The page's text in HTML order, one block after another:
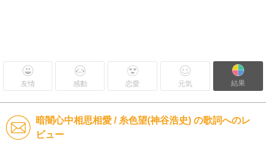
友情 感動 恋愛 元気 結果
暗闇心中相思相愛 / 糸色望(神谷浩史) の歌詞へのレ
ビュー